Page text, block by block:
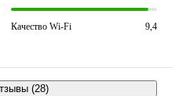
Качество Wi-Fi 9,4
(28)